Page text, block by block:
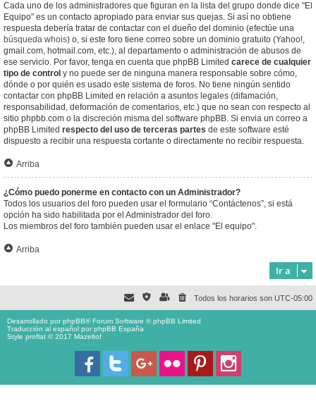
Cada uno de los administradores que figuran en la lista del grupo donde dice "El
Equipo" es un contacto apropiado para enviar sus quejas. Si así no obtiene
respuesta debería tratar de contactar con el dueño del dominio (efectúe una
búsqueda whois) o, si este foro tiene correo sobre un dominio gratuito (Yahoo!,
gmail.com, hotmail.com, etc.), al departamento o administración de abusos de
ese servicio. Por favor, tenga en cuenta que phpBB Limited carece de cualquier
tipo de control y no puede ser de ninguna manera responsable sobre cómo,
dónde o por quién es usado este sistema de foros. No tiene ningún sentido
contactar con phpBB Limited en relación a asuntos legales (difamación,
responsabilidad, deformación de comentarios, etc.) que no sean con respecto al
sitio phpbb.com o la discreción misma del software phpBB. Si envia un correo a
phpBB Limited respecto del uso de terceras partes de este software esté
dispuesto a recibir una respuesta cortante o directamente no recibir respuesta.
Arriba
¿Cómo puedo ponerme en contacto con un Administrador?
Todos los usuarios del foro pueden usar el formulario “Contáctenos”, si está
opción ha sido habilitada por el Administrador del foro.
Los miembros del foro también pueden usar el enlace "El equipo".
Arriba
Ir a
Todos los horarios son UTC-05:00
Desarrollado porphpBB® Forum Software © phpBB Limited
Traducción al español porphpBB España
Style proflat © 2017 Mazeltof